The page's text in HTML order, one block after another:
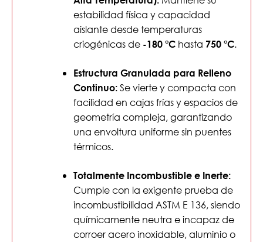
estabilidad física y capacidad
aislante desde temperaturas
criogénicas de -180 °C hasta 750 °C.
Estructura Granulada para Relleno
Continuo: Se vierte y compacta con
facilidad en cajas frías y espacios de
geometría compleja, garantizando
una envoltura uniforme sin puentes
térmicos.
Totalmente Incombustible e Inerte:
Cumple con la exigente prueba de
incombustibilidad ASTM E 136, siendo
químicamente neutra e incapaz de
corroer acero inoxidable, aluminio o